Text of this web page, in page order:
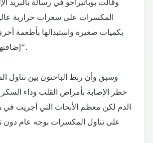
المكسرات على سعرات حرارية
بكميات صغيرة واستبدالها بأطعمة
إضافتها للنظام الغذائي“.
وسبق وأن ربط الباحثون بين تناول
خطر الإصابة بأمراض القلب وداء
الدم لكن معظم الأبحاث التي أجريت
على تناول المكسرات بوجه عام دون